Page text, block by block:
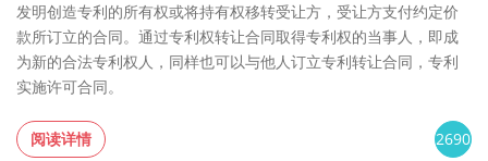
发明创造专利的所有权或将持有权移转受让方，受让方支付约定价
款所订立的合同。通过专利权转让合同取得专利权的当事人，即成
为新的合法专利权人，同样也可以与他人订立专利转让合同，专利
实施许可合同。
阅读详情 2690